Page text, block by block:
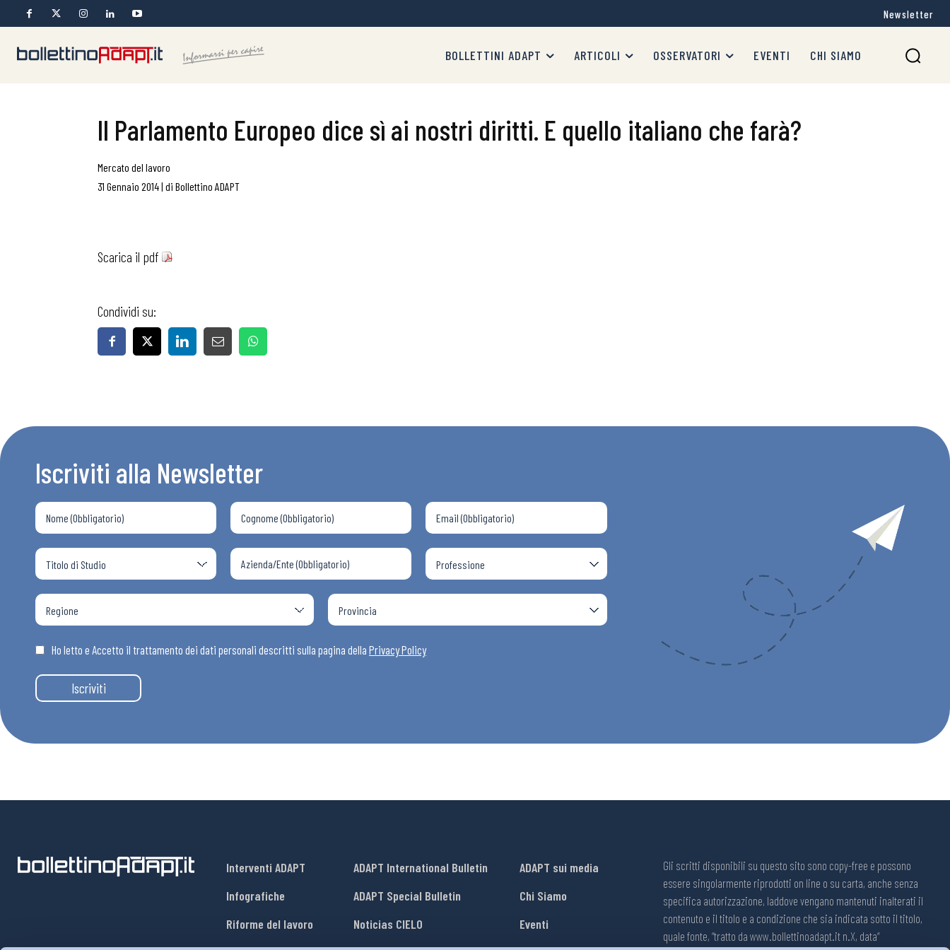
Bollettini ADAPT
Articoli
Osservatori
Newsletter
BOLLETTINI ADAPT ARTICOLI OSSERVATORI EVENTI CHI SIAMO
Il Parlamento Europeo dice sì ai nostri diritti. E quello italiano che farà?
Mercato del lavoro
31 Gennaio 2014| di Bollettino ADAPT
Scarica il pdf
Condividi su:
Iscriviti alla Newsletter
Ho letto e Accetto il trattamento dei dati personali descritti sulla pagina della Privacy Policy
Iscriviti
Interventi ADAPT
Infografiche
Riforme del lavoro
ADAPT International Bulletin
ADAPT Special Bulletin
Noticias CIELO
ADAPT sui media
Chi Siamo
Eventi
Gli scritti disponibili su questo sito sono copy-free e possono
essere singolarmente riprodotti on line o su carta, anche senza
specifica autorizzazione, laddove vengano mantenuti inalterati il
contenuto e il titolo e a condizione che sia indicata sotto il titolo,
quale fonte, “tratto da www.bollettinoadapt.it n.X, data“